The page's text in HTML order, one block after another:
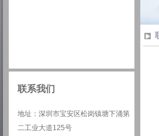
联系我们
地址：深圳市宝安区松岗镇塘下涌第
二工业大道125号